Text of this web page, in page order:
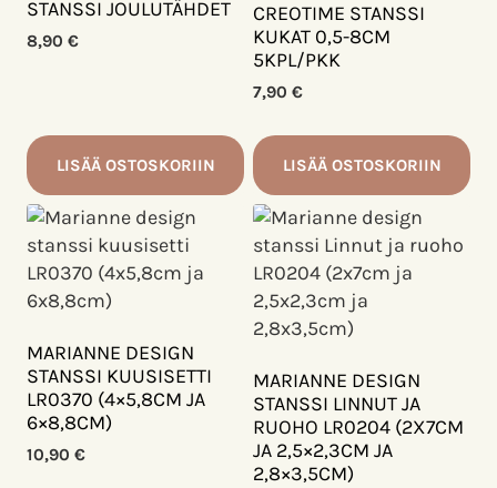
STANSSI JOULUTÄHDET
8,90 €
LISÄÄ OSTOSKORIIN
CREOTIME STANSSI
KUKAT 0,5-8CM
5KPL/PKK
7,90 €
LISÄÄ OSTOSKORIIN
MARIANNE DESIGN
STANSSI KUUSISETTI
LR0370 (4×5,8CM JA
6×8,8CM)
10,90 €
MARIANNE DESIGN
STANSSI LINNUT JA
RUOHO LR0204 (2X7CM
JA 2,5×2,3CM JA
2,8×3,5CM)